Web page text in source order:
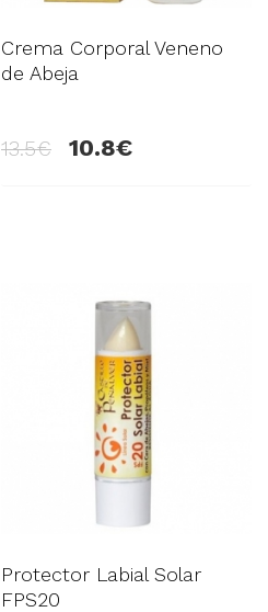
Crema Corporal Veneno
de Abeja
13.5 10.8
Protector Labial Solar
FPS20